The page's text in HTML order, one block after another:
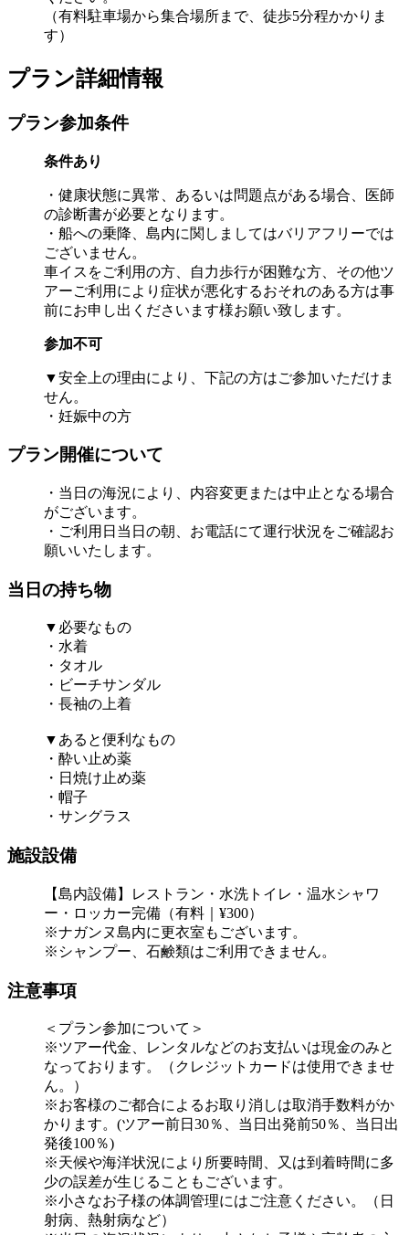
（有料駐車場から集合場所まで、徒歩5分程かかりま
す）
プラン詳細情報
プラン参加条件
条件あり
・健康状態に異常、あるいは問題点がある場合、医師
の診断書が必要となります。
・船への乗降、島内に関しましてはバリアフリーでは
ございません。
車イスをご利用の方、自力歩行が困難な方、その他ツ
アーご利用により症状が悪化するおそれのある方は事
前にお申し出くださいます様お願い致します。
参加不可
▼安全上の理由により、下記の方はご参加いただけま
せん。
・妊娠中の方
プラン開催について
・当日の海況により、内容変更または中止となる場合
がございます。
・ご利用日当日の朝、お電話にて運行状況をご確認お
願いいたします。
当日の持ち物
▼必要なもの
・水着
・タオル
・ビーチサンダル
・長袖の上着
▼あると便利なもの
・酔い止め薬
・日焼け止め薬
・帽子
・サングラス
施設設備
【島内設備】レストラン・水洗トイレ・温水シャワ
ー・ロッカー完備（有料｜¥300）
※ナガンヌ島内に更衣室もございます。
※シャンプー、石鹸類はご利用できません。
注意事項
＜プラン参加について＞
※ツアー代金、レンタルなどのお支払いは現金のみと
なっております。（クレジットカードは使用できませ
ん。）
※お客様のご都合によるお取り消しは取消手数料がか
かります。(ツアー前日30％、当日出発前50％、当日出
発後100％)
※天候や海洋状況により所要時間、又は到着時間に多
少の誤差が生じることもございます。
※小さなお子様の体調管理にはご注意ください。（日
射病、熱射病など）